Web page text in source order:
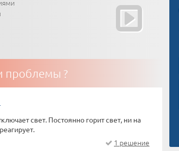
проблемы ?
свет. Постоянно горит свет, ни на
1 решение